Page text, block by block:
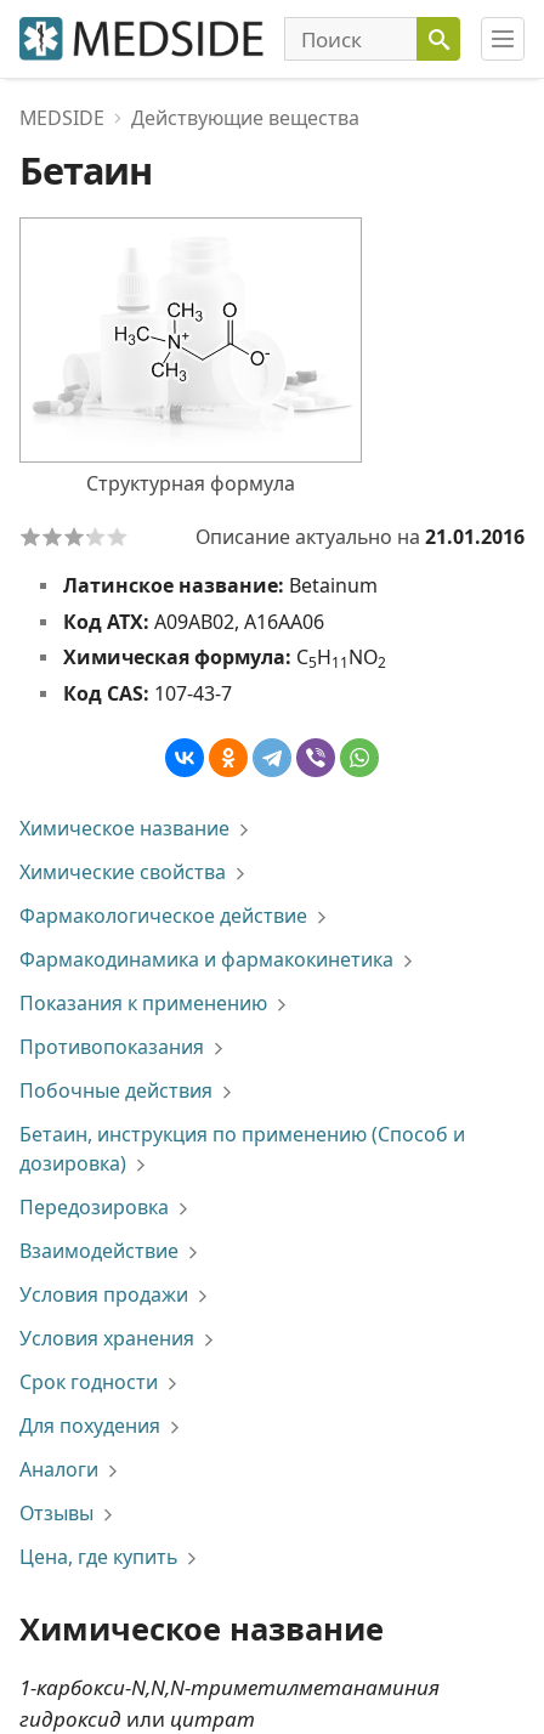
MEDSIDE Действующие вещества
Бетаин
Структурная формула
Описание актуально на 21.01.2016
Латинское название: Betainum
Код АТХ: A09AB02, A16AA06
Химическая формула: C5H11NO2
Код CAS: 107-43-7
Химическое название
Химические свойства
Фармакологическое действие
Фармакодинамика и фармакокинетика
Показания к применению
Противопоказания
Побочные действия
Бетаин, инструкция по применению (Способ и
дозировка)
Передозировка
Взаимодействие
Условия продажи
Условия хранения
Срок годности
Для похудения
Аналоги
Отзывы
Цена, где купить
Химическое название
1-карбокси-N,N,N-триметилметанаминия
гидроксид или цитрат